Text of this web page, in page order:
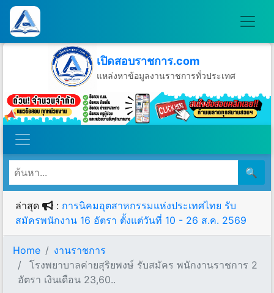
เปิดสอบราชการ.com
แหล่งหาข้อมูลงานราชการทั่วประเทศ
วันอาทิตย์ที่ 9 เดือนสิงหาคม พ.ศ.2569
🔍
ล่าสุด : การนิคมอุตสาหกรรมแห่งประเทศไทย รับ
สมัครพนักงาน 16 อัตรา ตั้งแต่วันที่ 10 - 26 ส.ค. 2569
Home
งานราชการ
โรงพยาบาลค่ายสุริยพงษ์ รับสมัคร พนักงานราชการ 2
อัตรา เงินเดือน 23,60..